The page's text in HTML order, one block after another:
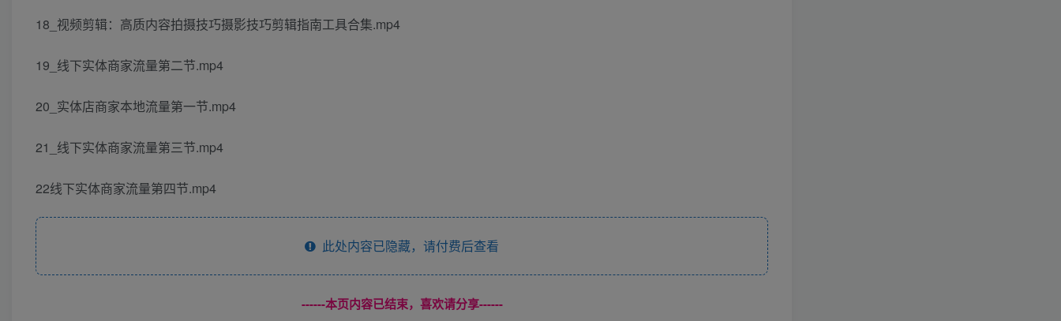
18_视频剪辑：高质内容拍摄技巧摄影技巧剪辑指南工具合集.mp4
19_线下实体商家流量第二节.mp4
20_实体店商家本地流量第一节.mp4
21_线下实体商家流量第三节.mp4
22线下实体商家流量第四节.mp4
此处内容已隐藏，请付费后查看
------本页内容已结束，喜欢请分享------